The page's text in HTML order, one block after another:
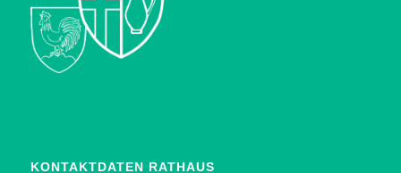
KONTAKTDATEN RATHAUS